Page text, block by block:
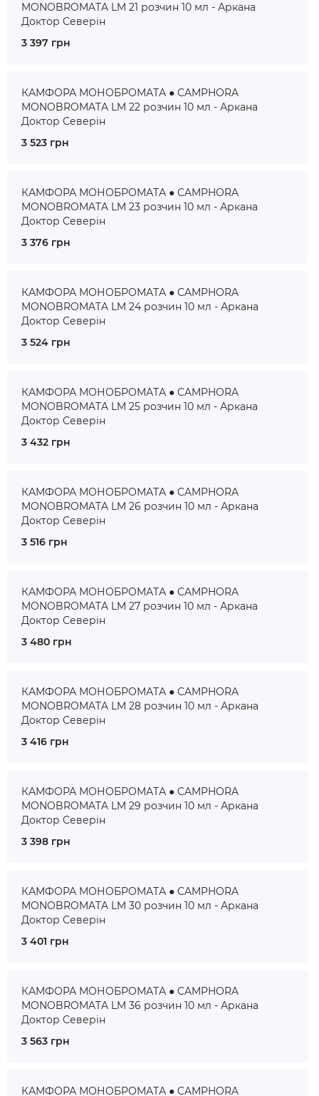
MONOBROMATA LM 21 розчин 10 мл - Аркана
Доктор Северін
3 397 грн
КАМФОРА МОНОБРОМАТА ● CAMPHORA
MONOBROMATA LM 22 розчин 10 мл - Аркана
Доктор Северін
3 523 грн
КАМФОРА МОНОБРОМАТА ● CAMPHORA
MONOBROMATA LM 23 розчин 10 мл - Аркана
Доктор Северін
3 376 грн
КАМФОРА МОНОБРОМАТА ● CAMPHORA
MONOBROMATA LM 24 розчин 10 мл - Аркана
Доктор Северін
3 524 грн
КАМФОРА МОНОБРОМАТА ● CAMPHORA
MONOBROMATA LM 25 розчин 10 мл - Аркана
Доктор Северін
3 432 грн
КАМФОРА МОНОБРОМАТА ● CAMPHORA
MONOBROMATA LM 26 розчин 10 мл - Аркана
Доктор Северін
3 516 грн
КАМФОРА МОНОБРОМАТА ● CAMPHORA
MONOBROMATA LM 27 розчин 10 мл - Аркана
Доктор Северін
3 480 грн
КАМФОРА МОНОБРОМАТА ● CAMPHORA
MONOBROMATA LM 28 розчин 10 мл - Аркана
Доктор Северін
3 416 грн
КАМФОРА МОНОБРОМАТА ● CAMPHORA
MONOBROMATA LM 29 розчин 10 мл - Аркана
Доктор Северін
3 398 грн
КАМФОРА МОНОБРОМАТА ● CAMPHORA
MONOBROMATA LM 30 розчин 10 мл - Аркана
Доктор Северін
3 401 грн
КАМФОРА МОНОБРОМАТА ● CAMPHORA
MONOBROMATA LM 36 розчин 10 мл - Аркана
Доктор Северін
3 563 грн
КАМФОРА МОНОБРОМАТА ● CAMPHORA